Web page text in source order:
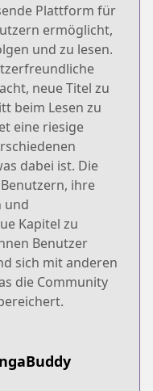
Plattform für
ermöglicht,
und zu lesen.
neue Titel zu
beim Lesen zu
eine riesige
dabei ist. Die
ihre
und
Kapitel zu
Benutzer
sich mit anderen
die Community